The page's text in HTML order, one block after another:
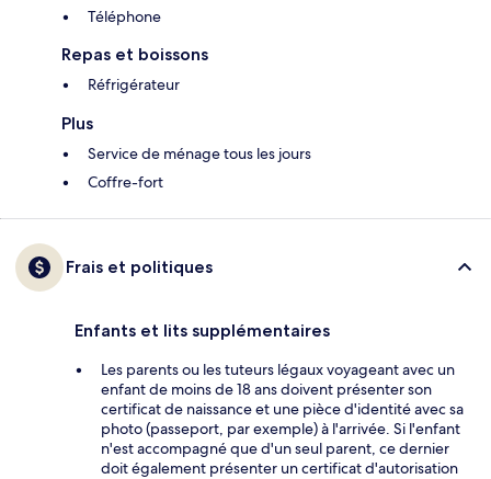
Téléphone
Repas et boissons
Réfrigérateur
Plus
Service de ménage tous les jours
Coffre-fort
Frais et politiques
Enfants et lits supplémentaires
Les parents ou les tuteurs légaux voyageant avec un
enfant de moins de 18 ans doivent présenter son
certificat de naissance et une pièce d'identité avec sa
photo (passeport, par exemple) à l'arrivée. Si l'enfant
n'est accompagné que d'un seul parent, ce dernier
doit également présenter un certificat d'autorisation